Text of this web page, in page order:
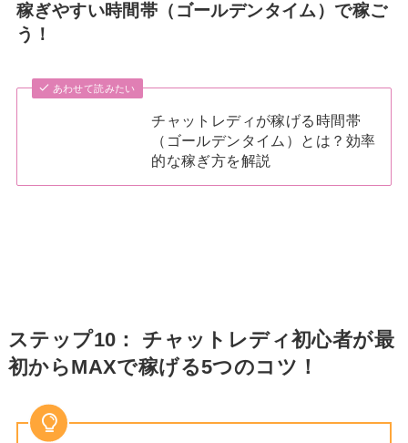
稼ぎやすい時間帯（ゴールデンタイム）で稼ご
う！
あわせて読みたい
チャットレディが稼げる時間帯
（ゴールデンタイム）とは？効率
的な稼ぎ方を解説
ステップ10： チャットレディ初心者が最
初からMAXで稼げる5つのコツ！